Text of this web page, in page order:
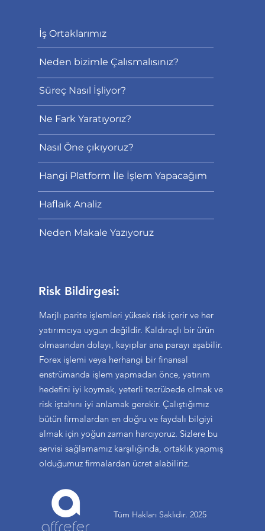
İş Ortaklarımız
Neden bizimle Çalısmalısınız?
Süreç Nasıl İşliyor?
Ne Fark Yaratıyorız?
Nasıl Öne çıkıyoruz?
Hangi Platform İle İşlem Yapacağım
Haflaık Analiz
Neden Makale Yazıyoruz
Risk Bildirgesi:
Marjlı parite işlemleri yüksek risk içerir ve her
yatırımcıya uygun değildir. Kaldıraçlı bir ürün
olmasından dolayı, kayıplar ana parayı aşabilir.
Forex işlemi veya herhangi bir finansal
enstrümanda işlem yapmadan önce, yatırım
hedefini iyi koymak, yeterli tecrübede olmak ve
risk iştahını iyi anlamak gerekir. Çalıştığımız
bütün firmalardan en doğru ve faydalı bilgiyi
almak için yoğun zaman harcıyoruz. Sizlere bu
servisi sağlamamız karşılığında, ortaklık yapmış
olduğumuz firmalardan ücret alabiliriz.
Tüm Hakları Saklıdır. 2025